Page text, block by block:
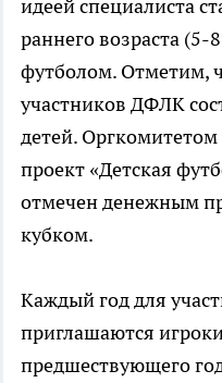
идеей специалиста
раннего возраста (5-
футболом. Отметим,
участников ДФЛК
детей. Оргкомитетом
проект «Детская
отмечен денежным
кубком.
Каждый год для
приглашаются
предшествующего